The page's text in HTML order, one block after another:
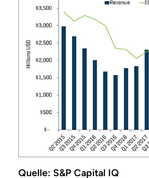
Quelle: S&P Capital IQ